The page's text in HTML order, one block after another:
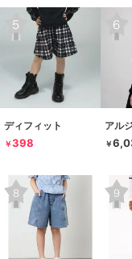
ディフィット
￥398
アル
￥